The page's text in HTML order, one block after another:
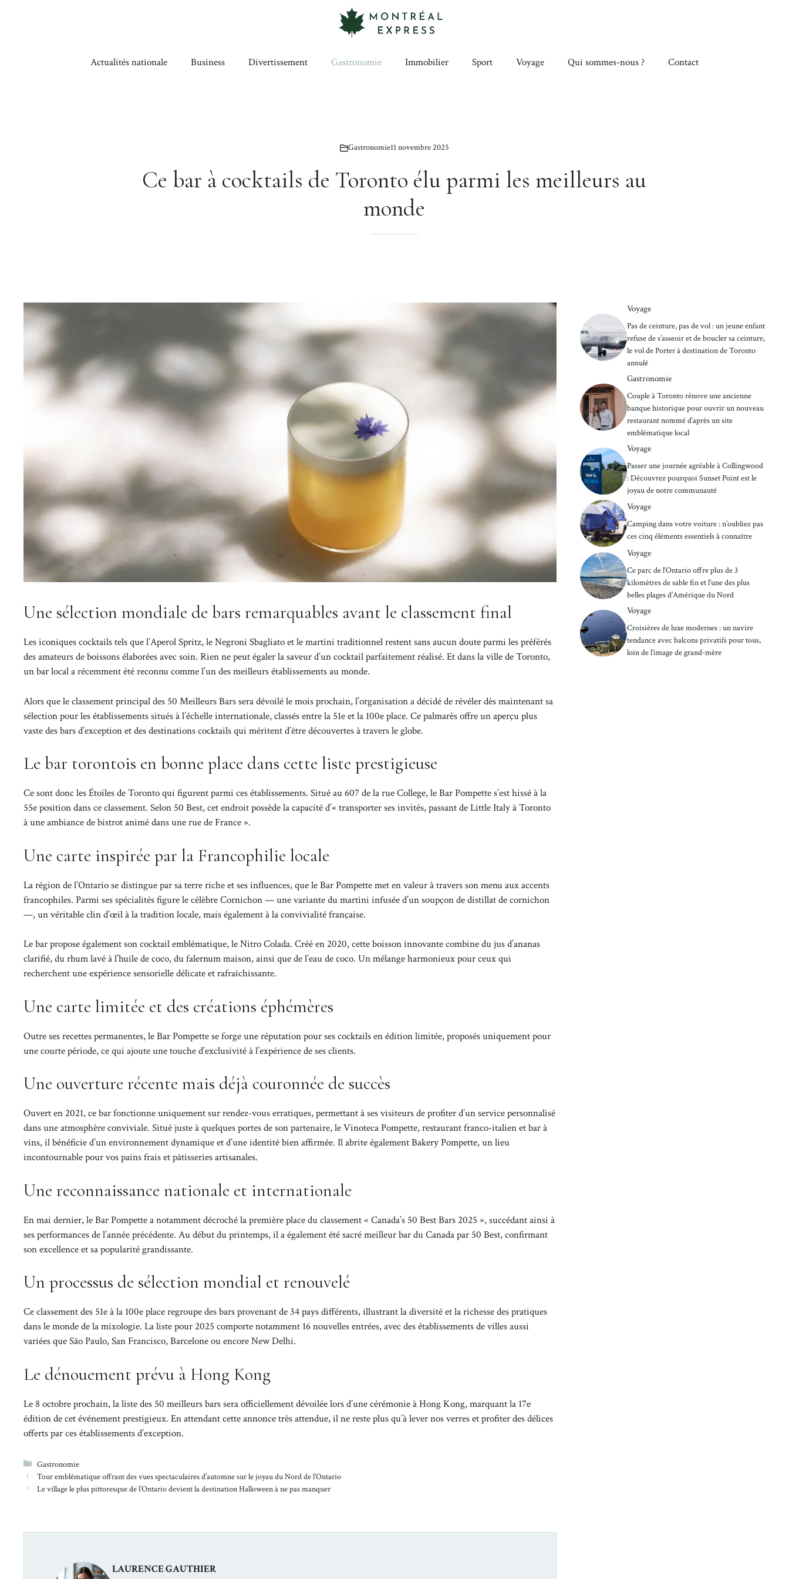
Actualités nationale Business Divertissement Gastronomie Immobilier Sport Voyage Qui sommes-nous ? Contact
Gastronomie11 novembre 2025
Ce bar à cocktails de Toronto élu parmi les meilleurs au
monde
Une sélection mondiale de bars remarquables avant le classement final
Les iconiques cocktails tels que l’Aperol Spritz, le Negroni Sbagliato et le martini traditionnel restent sans aucun doute parmi les préférés
des amateurs de boissons élaborées avec soin. Rien ne peut égaler la saveur d’un cocktail parfaitement réalisé. Et dans la ville de Toronto,
un bar local a récemment été reconnu comme l’un des meilleurs établissements au monde.
Alors que le classement principal des 50 Meilleurs Bars sera dévoilé le mois prochain, l’organisation a décidé de révéler dès maintenant sa
sélection pour les établissements situés à l’échelle internationale, classés entre la 51e et la 100e place. Ce palmarès offre un aperçu plus
vaste des bars d’exception et des destinations cocktails qui méritent d’être découvertes à travers le globe.
Le bar torontois en bonne place dans cette liste prestigieuse
Ce sont donc les Étoiles de Toronto qui figurent parmi ces établissements. Situé au 607 de la rue College, le Bar Pompette s’est hissé à la
55e position dans ce classement. Selon 50 Best, cet endroit possède la capacité d’« transporter ses invités, passant de Little Italy à Toronto
à une ambiance de bistrot animé dans une rue de France ».
Une carte inspirée par la Francophilie locale
La région de l’Ontario se distingue par sa terre riche et ses influences, que le Bar Pompette met en valeur à travers son menu aux accents
francophiles. Parmi ses spécialités figure le célèbre Cornichon — une variante du martini infusée d’un soupçon de distillat de cornichon
—, un véritable clin d’œil à la tradition locale, mais également à la convivialité française.
Le bar propose également son cocktail emblématique, le Nitro Colada. Créé en 2020, cette boisson innovante combine du jus d’ananas
clarifié, du rhum lavé à l’huile de coco, du falernum maison, ainsi que de l’eau de coco. Un mélange harmonieux pour ceux qui
recherchent une expérience sensorielle délicate et rafraîchissante.
Une carte limitée et des créations éphémères
Outre ses recettes permanentes, le Bar Pompette se forge une réputation pour ses cocktails en édition limitée, proposés uniquement pour
une courte période, ce qui ajoute une touche d’exclusivité à l’expérience de ses clients.
Une ouverture récente mais déjà couronnée de succès
Ouvert en 2021, ce bar fonctionne uniquement sur rendez-vous erratiques, permettant à ses visiteurs de profiter d’un service personnalisé
dans une atmosphère conviviale. Situé juste à quelques portes de son partenaire, le Vinoteca Pompette, restaurant franco-italien et bar à
vins, il bénéficie d’un environnement dynamique et d’une identité bien affirmée. Il abrite également Bakery Pompette, un lieu
incontournable pour vos pains frais et pâtisseries artisanales.
Une reconnaissance nationale et internationale
En mai dernier, le Bar Pompette a notamment décroché la première place du classement « Canada’s 50 Best Bars 2025 », succédant ainsi à
ses performances de l’année précédente. Au début du printemps, il a également été sacré meilleur bar du Canada par 50 Best, confirmant
son excellence et sa popularité grandissante.
Un processus de sélection mondial et renouvelé
Ce classement des 51e à la 100e place regroupe des bars provenant de 34 pays différents, illustrant la diversité et la richesse des pratiques
dans le monde de la mixologie. La liste pour 2025 comporte notamment 16 nouvelles entrées, avec des établissements de villes aussi
variées que São Paulo, San Francisco, Barcelone ou encore New Delhi.
Le dénouement prévu à Hong Kong
Le 8 octobre prochain, la liste des 50 meilleurs bars sera officiellement dévoilée lors d’une cérémonie à Hong Kong, marquant la 17e
édition de cet événement prestigieux. En attendant cette annonce très attendue, il ne reste plus qu’à lever nos verres et profiter des délices
offerts par ces établissements d’exception.
Catégories
Gastronomie
Tour emblématique offrant des vues spectaculaires d’automne sur le joyau du Nord de l’Ontario
Le village le plus pittoresque de l’Ontario devient la destination Halloween à ne pas manquer
LAURENCE GAUTHIER
Voyage
Pas de ceinture, pas de vol : un jeune enfant
refuse de s’asseoir et de boucler sa ceinture,
le vol de Porter à destination de Toronto
annulé
Gastronomie
Couple à Toronto rénove une ancienne
banque historique pour ouvrir un nouveau
restaurant nommé d’après un site
emblématique local
Voyage
Passer une journée agréable à Collingwood
: Découvrez pourquoi Sunset Point est le
joyau de notre communauté
Voyage
Camping dans votre voiture : n’oubliez pas
ces cinq éléments essentiels à connaître
Voyage
Ce parc de l’Ontario offre plus de 3
kilomètres de sable fin et l’une des plus
belles plages d’Amérique du Nord
Voyage
Croisières de luxe modernes : un navire
tendance avec balcons privatifs pour tous,
loin de l’image de grand-mère